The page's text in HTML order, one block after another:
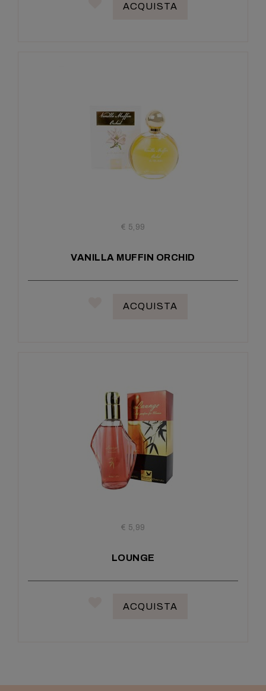
ACQUISTA
€ 5,99
VANILLA MUFFIN ORCHID
ACQUISTA
€ 5,99
LOUNGE
ACQUISTA